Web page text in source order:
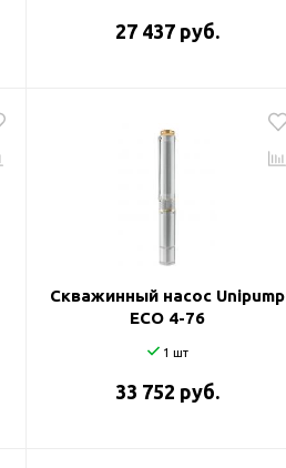
27 437 руб.
Скважинный насос Unipump
ECO 4-76
1 шт
33 752 руб.